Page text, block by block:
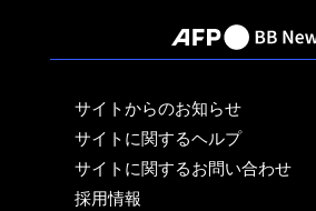
サイトからのお知らせ
サイトに関するヘルプ
サイトに関するお問い合わせ
採用情報